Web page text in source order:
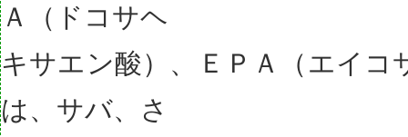
Ａ（ドコサヘ
キサエン酸）、ＥＰＡ（エイコ
は、サバ、さ